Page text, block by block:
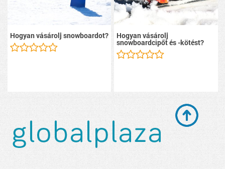
Hogyan vásárolj snowboardot? Hogyan vásárolj
snowboardcipőt és -kötést?